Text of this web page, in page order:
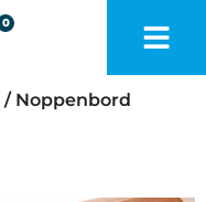
0
/ Noppenbord